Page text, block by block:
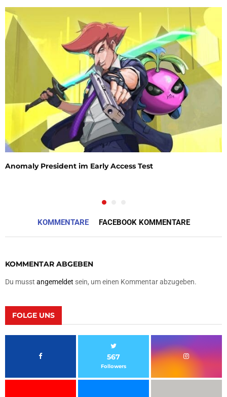
Anomaly President im Early Access Test
KOMMENTARE FACEBOOK KOMMENTARE
KOMMENTAR ABGEBEN
Du musst angemeldet sein, um einen Kommentar abzugeben.
FOLGE UNS
567
Followers